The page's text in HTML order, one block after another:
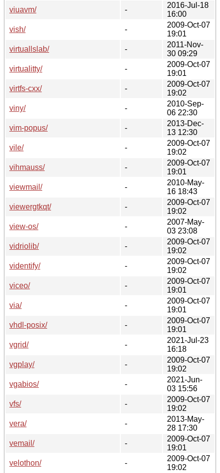
viuavm/
-
2016-Jul-18
16:00
vish/
-
2009-Oct-07
19:01
virtuallslab/
-
2011-Nov-
30 09:29
virtualitty/
-
2009-Oct-07
19:01
virtfs-cxx/
-
2009-Oct-07
19:02
viny/
-
2010-Sep-
06 22:30
vim-popus/
-
2013-Dec-
13 12:30
vile/
-
2009-Oct-07
19:02
vihmauss/
-
2009-Oct-07
19:01
viewmail/
-
2010-May-
16 18:43
viewergtkqt/
-
2009-Oct-07
19:02
view-os/
-
2007-May-
03 23:08
vidriolib/
-
2009-Oct-07
19:02
videntify/
-
2009-Oct-07
19:02
viceo/
-
2009-Oct-07
19:01
via/
-
2009-Oct-07
19:01
vhdl-posix/
-
2009-Oct-07
19:01
vgrid/
-
2021-Jul-23
16:18
vgplay/
-
2009-Oct-07
19:02
vgabios/
-
2021-Jun-
03 15:56
vfs/
-
2009-Oct-07
19:02
vera/
-
2013-May-
28 17:30
vemail/
-
2009-Oct-07
19:01
velothon/
-
2009-Oct-07
19:02